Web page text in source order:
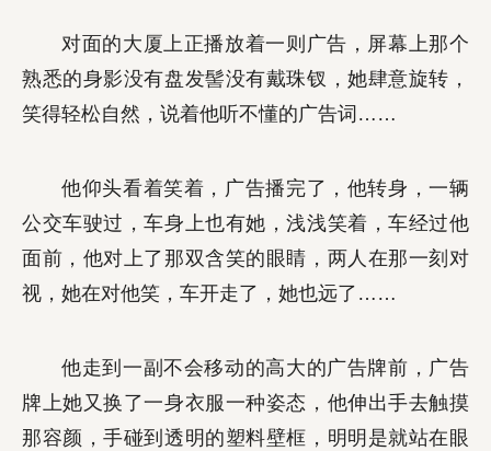
对面的大厦上正播放着一则广告，屏幕上那个
熟悉的身影没有盘发髻没有戴珠钗，她肆意旋转，
笑得轻松自然，说着他听不懂的广告词……
他仰头看着笑着，广告播完了，他转身，一辆
公交车驶过，车身上也有她，浅浅笑着，车经过他
面前，他对上了那双含笑的眼睛，两人在那一刻对
视，她在对他笑，车开走了，她也远了……
他走到一副不会移动的高大的广告牌前，广告
牌上她又换了一身衣服一种姿态，他伸出手去触摸
那容颜，手碰到透明的塑料壁框，明明是就站在眼